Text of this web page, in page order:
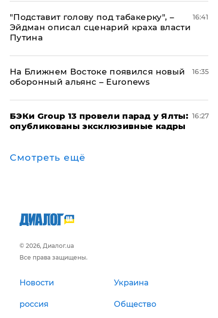
​"Подставит голову под табакерку", –
Эйдман описал сценарий краха власти
Путина
16:41
На Ближнем Востоке появился новый
оборонный альянс – Euronews
16:35
​БЭКи Group 13 провели парад у Ялты:
опубликованы эксклюзивные кадры
16:27
Смотреть ещё
© 2026, Диалог.ua
Все права защищены.
Новости Украина
россия Общество